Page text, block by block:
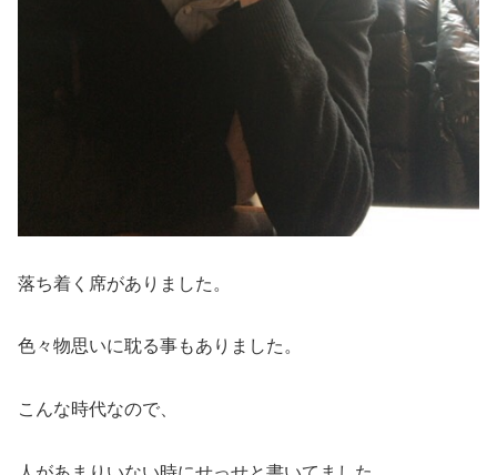
落ち着く席がありました。
色々物思いに耽る事もありました。
こんな時代なので、